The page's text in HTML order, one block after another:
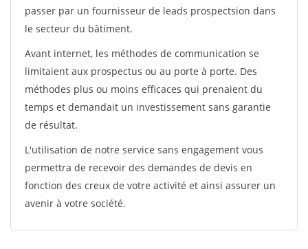
passer par un fournisseur de leads prospectsion dans
le secteur du bâtiment.
Avant internet, les méthodes de communication se
limitaient aux prospectus ou au porte à porte. Des
méthodes plus ou moins efficaces qui prenaient du
temps et demandait un investissement sans garantie
de résultat.
L'utilisation de notre service sans engagement vous
permettra de recevoir des demandes de devis en
fonction des creux de votre activité et ainsi assurer un
avenir à votre société.